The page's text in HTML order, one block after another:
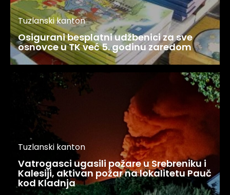
Tuzlanski kanton
Osigurani besplatni udžbenici za sve
osnovce u TK već 5. godinu zaredom
Tuzlanski kanton
Vatrogasci ugasili požare u Srebreniku i
Kalesiji, aktivan požar na lokalitetu Pauč
kod Kladnja